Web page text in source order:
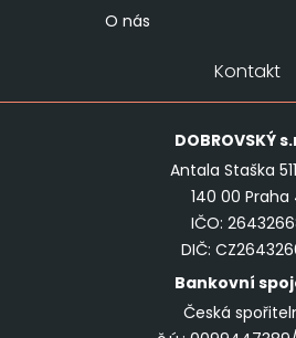
O nás
Kontakt
DOBROVSKÝ
Antala Staška
140 00 Praha
IČO:
DIČ:
Bankovní
Česká